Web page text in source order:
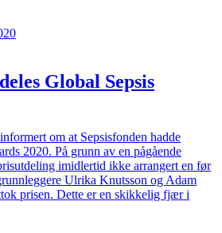
Global Sepsis
om at Sepsisfonden hadde
2020. På grunn av en pågående
imidlertid ikke arrangert en før
Ulrika Knutsson og Adam
prisen. Dette er en skikkelig fjær i